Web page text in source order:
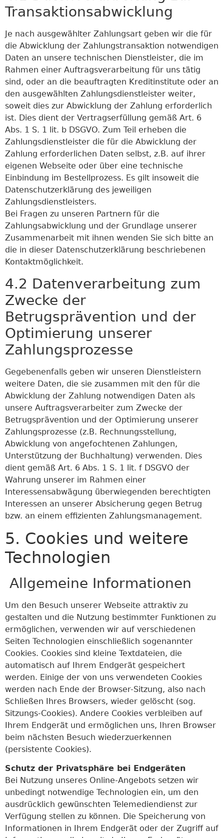
Transaktionsabwicklung
Je nach ausgewählter Zahlungsart geben wir die für
die Abwicklung der Zahlungstransaktion notwendigen
Daten an unsere technischen Dienstleister, die im
Rahmen einer Auftragsverarbeitung für uns tätig
sind, oder an die beauftragten Kreditinstitute oder an
den ausgewählten Zahlungsdienstleister weiter,
soweit dies zur Abwicklung der Zahlung erforderlich
ist. Dies dient der Vertragserfüllung gemäß Art. 6
Abs. 1 S. 1 lit. b DSGVO. Zum Teil erheben die
Zahlungsdienstleister die für die Abwicklung der
Zahlung erforderlichen Daten selbst, z.B. auf ihrer
eigenen Webseite oder über eine technische
Einbindung im Bestellprozess. Es gilt insoweit die
Datenschutzerklärung des jeweiligen
Zahlungsdienstleisters.
Bei Fragen zu unseren Partnern für die
Zahlungsabwicklung und der Grundlage unserer
Zusammenarbeit mit ihnen wenden Sie sich bitte an
die in dieser Datenschutzerklärung beschriebenen
Kontaktmöglichkeit.
4.2 Datenverarbeitung zum
Zwecke der
Betrugsprävention und der
Optimierung unserer
Zahlungsprozesse
Gegebenenfalls geben wir unseren Dienstleistern
weitere Daten, die sie zusammen mit den für die
Abwicklung der Zahlung notwendigen Daten als
unsere Auftragsverarbeiter zum Zwecke der
Betrugsprävention und der Optimierung unserer
Zahlungsprozesse (z.B. Rechnungsstellung,
Abwicklung von angefochtenen Zahlungen,
Unterstützung der Buchhaltung) verwenden. Dies
dient gemäß Art. 6 Abs. 1 S. 1 lit. f DSGVO der
Wahrung unserer im Rahmen einer
Interessensabwägung überwiegenden berechtigten
Interessen an unserer Absicherung gegen Betrug
bzw. an einem effizienten Zahlungsmanagement.
5. Cookies und weitere
Technologien
Allgemeine Informationen
Um den Besuch unserer Webseite attraktiv zu
gestalten und die Nutzung bestimmter Funktionen zu
ermöglichen, verwenden wir auf verschiedenen
Seiten Technologien einschließlich sogenannter
Cookies. Cookies sind kleine Textdateien, die
automatisch auf Ihrem Endgerät gespeichert
werden. Einige der von uns verwendeten Cookies
werden nach Ende der Browser-Sitzung, also nach
Schließen Ihres Browsers, wieder gelöscht (sog.
Sitzungs-Cookies). Andere Cookies verbleiben auf
Ihrem Endgerät und ermöglichen uns, Ihren Browser
beim nächsten Besuch wiederzuerkennen
(persistente Cookies).
Schutz der Privatsphäre bei Endgeräten
Bei Nutzung unseres Online-Angebots setzen wir
unbedingt notwendige Technologien ein, um den
ausdrücklich gewünschten Telemediendienst zur
Verfügung stellen zu können. Die Speicherung von
Informationen in Ihrem Endgerät oder der Zugriff auf